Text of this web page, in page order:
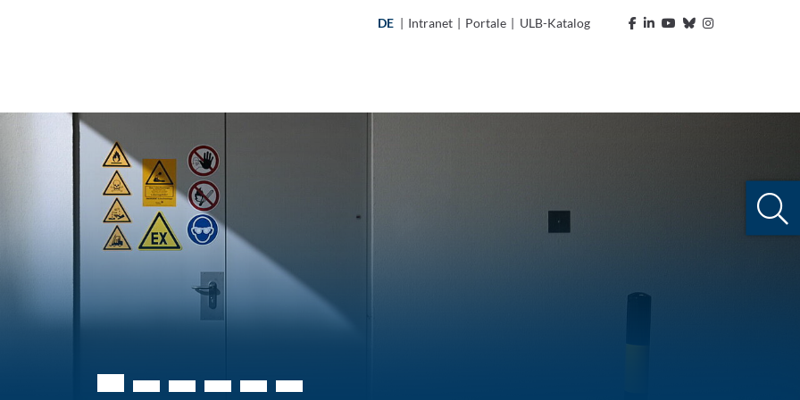
DE | Intranet | Portale | ULB-Katalog